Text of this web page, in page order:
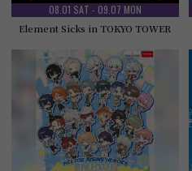
08.01 SAT - 09.07 MON
Element Sicks in TOKYO TOWER